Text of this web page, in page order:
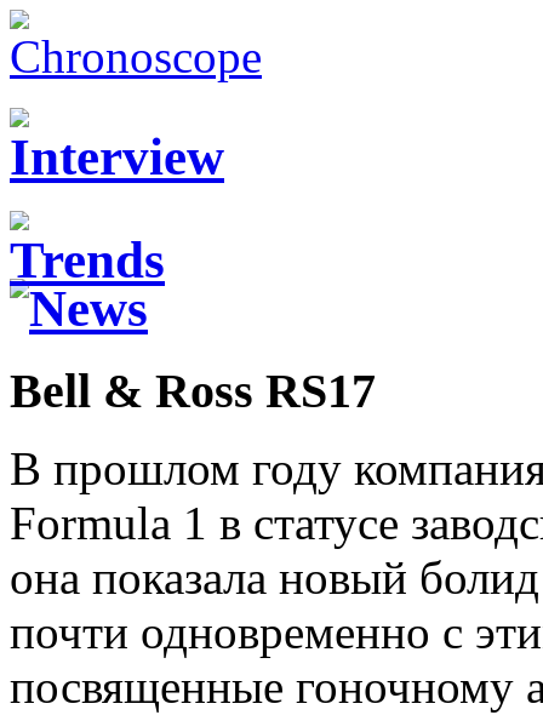
Bell & Ross RS17
В прошлом году
Formula 1 в статусе
она показала новый
почти одновременно с
посвященные гоночному